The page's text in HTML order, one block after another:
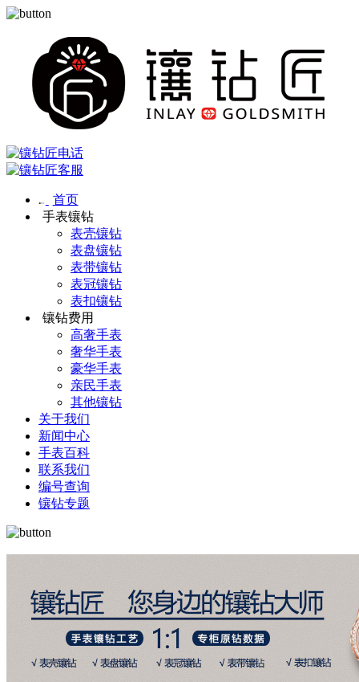
首页
手表镶钻
表壳镶钻
表盘镶钻
表带镶钻
表冠镶钻
表扣镶钻
镶钻费用
高奢手表
奢华手表
豪华手表
亲民手表
其他镶钻
关于我们
新闻中心
手表百科
联系我们
编号查询
镶钻专题